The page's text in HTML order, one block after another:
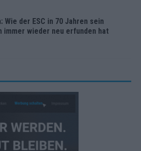
Wie der ESC in 70 Jahren sein
immer wieder neu erfunden hat